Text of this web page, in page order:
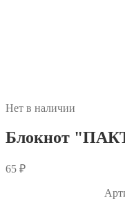
Нет в наличии
Блокнот
65 ₽